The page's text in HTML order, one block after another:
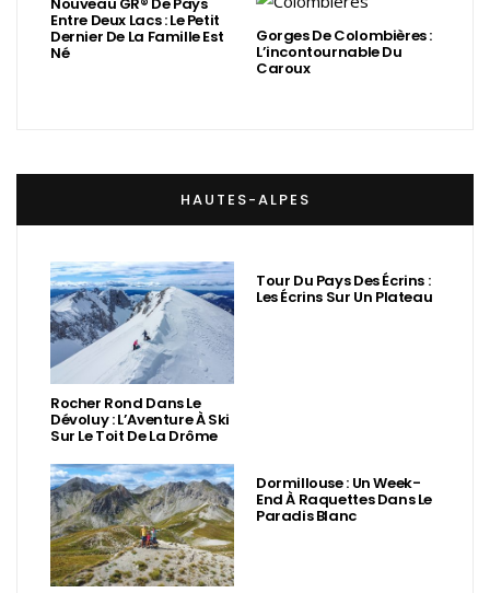
Nouveau GR® De Pays
Entre Deux Lacs : Le Petit
Dernier De La Famille Est
Né
Gorges De Colombières :
L’incontournable Du
Caroux
HAUTES-ALPES
Rocher Rond Dans Le
Dévoluy : L’Aventure À Ski
Sur Le Toit De La Drôme
Tour Du Pays Des Écrins :
Les Écrins Sur Un Plateau
Dormillouse : Un Week-
End À Raquettes Dans Le
Paradis Blanc